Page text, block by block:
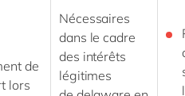
de
lors
Nécessaires
dans le cadre
des intérêts
légitimes